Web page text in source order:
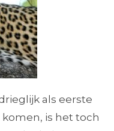
als eerste
is het toch